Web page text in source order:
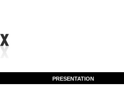
PRESENTATION